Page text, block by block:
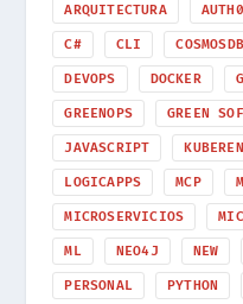
ARQUITECTURA AUTH0
C# CLI COSMOSDB
DEVOPS DOCKER
GREENOPS GREEN
JAVASCRIPT
LOGICAPPS MCP
MICROSERVICIOS
ML NEO4J NEW
PERSONAL PYTHON